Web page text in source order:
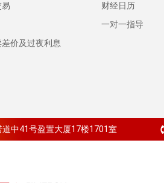
价及过夜利息
财经日历
一对一指导
道中41号盈置大厦17楼1701室